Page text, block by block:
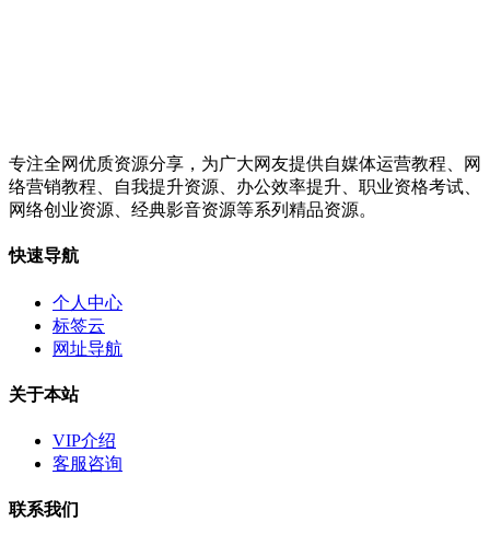
专注全网优质资源分享，为广大网友提供自媒体运营教程、网
络营销教程、自我提升资源、办公效率提升、职业资格考试、
网络创业资源、经典影音资源等系列精品资源。
快速导航
个人中心
标签云
网址导航
关于本站
VIP介绍
客服咨询
联系我们